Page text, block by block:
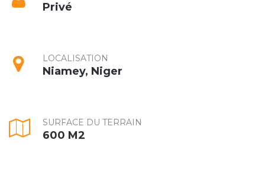
Privé
LOCALISATION
Niamey, Niger
SURFACE DU TERRAIN
600 M2